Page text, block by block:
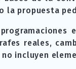
la propuesta
reales,
incluyen